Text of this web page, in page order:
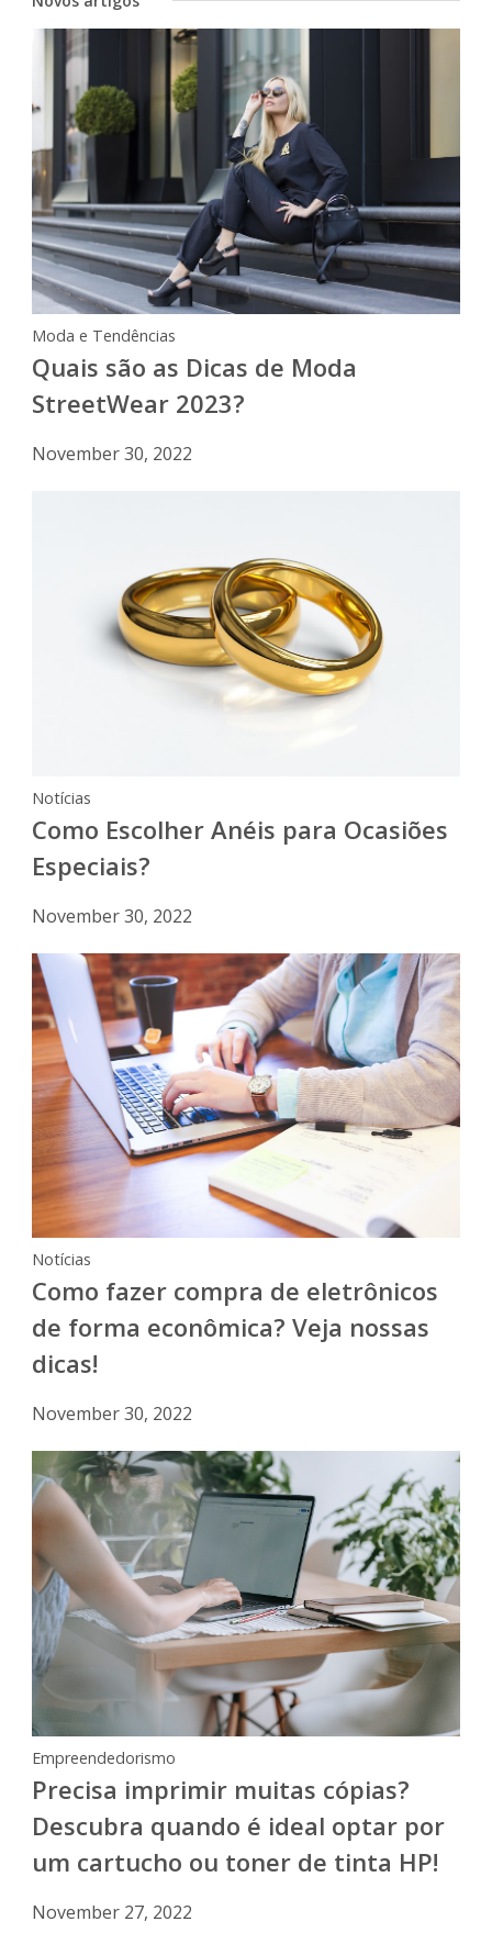
Moda e Tendências
Quais são as Dicas de Moda
StreetWear 2023?
November 30, 2022
Notícias
Como Escolher Anéis para Ocasiões
Especiais?
November 30, 2022
Notícias
Como fazer compra de eletrônicos
de forma econômica? Veja nossas
dicas!
November 30, 2022
Empreendedorismo
Precisa imprimir muitas cópias?
Descubra quando é ideal optar por
um cartucho ou toner de tinta HP!
November 27, 2022